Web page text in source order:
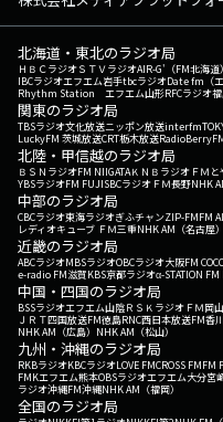
北海道・東北のラジオ局
ＨＢＣラジオＳＴＶラジオAIR-G'（FM北海道）
IBCラジオエフエム岩手tbcラジオDate fm（
Rhythm Station エフエム山形RFCラジオ
関東のラジオ局
TBSラジオ文化放送ニッポン放送interfm
LuckyFM 茨城放送CRT栃木放送RadioBerry
北陸・甲信越のラジオ局
ＢＳＮラジオFM NIIGATAＫＮＢラジオ ＦＭと
YBSラジオFM FUJISBCラジオ ＦＭ長野NHK
中部のラジオ局
CBCラジオ東海ラジオぎふチャンZIP-FMFM
レディオキューブ ＦＭ三重NHK AM（名古屋）
近畿のラジオ局
ABCラジオMBSラジオOBCラジオ大阪FM
e-radio FM滋賀KBS京都ラジオα-STATION FM
中国・四国のラジオ局
BSSラジオエフエム山陰ＲＳＫラジオ ＦＭ岡山
ＪＲＴ四国放送FM徳島RNC西日本放送FM香川
NHK AM（広島） NHK AM（松山）
九州・沖縄のラジオ局
RKBラジオKBCラジオLOVE FMCROSS FMFM
FMKエフエム熊本OBSラジオエフエム大分宮
ラジオ沖縄FM沖縄NHK AM（福岡）
全国のラジオ局